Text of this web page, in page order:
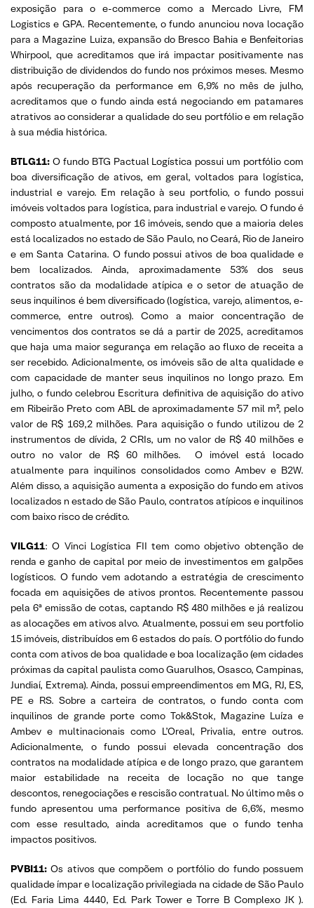
exposição para o e-commerce como a Mercado Livre, FM
Logistics e GPA. Recentemente, o fundo anunciou nova locação
para a Magazine Luiza, expansão do Bresco Bahia e Benfeitorias
Whirpool, que acreditamos que irá impactar positivamente nas
distribuição de dividendos do fundo nos próximos meses. Mesmo
após recuperação da performance em 6,9% no mês de julho,
acreditamos que o fundo ainda está negociando em patamares
atrativos ao considerar a qualidade do seu portfólio e em relação
à sua média histórica.
BTLG11: O fundo BTG Pactual Logística possui um portfólio com
boa diversificação de ativos, em geral, voltados para logística,
industrial e varejo. Em relação à seu portfolio, o fundo possui
imóveis voltados para logística, para industrial e varejo. O fundo é
composto atualmente, por 16 imóveis, sendo que a maioria deles
está localizados no estado de São Paulo, no Ceará, Rio de Janeiro
e em Santa Catarina. O fundo possui ativos de boa qualidade e
bem localizados. Ainda, aproximadamente 53% dos seus
contratos são da modalidade atípica e o setor de atuação de
seus inquilinos é bem diversificado (logística, varejo, alimentos, e-
commerce, entre outros). Como a maior concentração de
vencimentos dos contratos se dá a partir de 2025, acreditamos
que haja uma maior segurança em relação ao fluxo de receita a
ser recebido. Adicionalmente, os imóveis são de alta qualidade e
com capacidade de manter seus inquilinos no longo prazo. Em
julho, o fundo celebrou Escritura definitiva de aquisição do ativo
em Ribeirão Preto com ABL de aproximadamente 57 mil m², pelo
valor de R$ 169,2 milhões. Para aquisição o fundo utilizou de 2
instrumentos de dívida, 2 CRIs, um no valor de R$ 40 milhões e
outro no valor de R$ 60 milhões. O imóvel está locado
atualmente para inquilinos consolidados como Ambev e B2W.
Além disso, a aquisição aumenta a exposição do fundo em ativos
localizados n estado de São Paulo, contratos atípicos e inquilinos
com baixo risco de crédito.
VILG11: O Vinci Logística FII tem como objetivo obtenção de
renda e ganho de capital por meio de investimentos em galpões
logísticos. O fundo vem adotando a estratégia de crescimento
focada em aquisições de ativos prontos. Recentemente passou
pela 6ª emissão de cotas, captando R$ 480 milhões e já realizou
as alocações em ativos alvo. Atualmente, possui em seu portfolio
15 imóveis, distribuídos em 6 estados do país. O portfólio do fundo
conta com ativos de boa qualidade e boa localização (em cidades
próximas da capital paulista como Guarulhos, Osasco, Campinas,
Jundiaí, Extrema). Ainda, possui empreendimentos em MG, RJ, ES,
PE e RS. Sobre a carteira de contratos, o fundo conta com
inquilinos de grande porte como Tok&Stok, Magazine Luíza e
Ambev e multinacionais como L’Oreal, Privalia, entre outros.
Adicionalmente, o fundo possui elevada concentração dos
contratos na modalidade atípica e de longo prazo, que garantem
maior estabilidade na receita de locação no que tange
descontos, renegociações e rescisão contratual. No último mês o
fundo apresentou uma performance positiva de 6,6%, mesmo
com esse resultado, ainda acreditamos que o fundo tenha
impactos positivos.
PVBI11:Os ativos que compõem o portfólio do fundo possuem
qualidade ímpar e localização privilegiada na cidade de São Paulo
(Ed. Faria Lima 4440, Ed. Park Tower e Torre B Complexo JK ).